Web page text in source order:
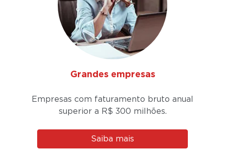
Grandes empresas
Empresas com faturamento bruto anual
superior a R$ 300 milhões.
Saiba mais